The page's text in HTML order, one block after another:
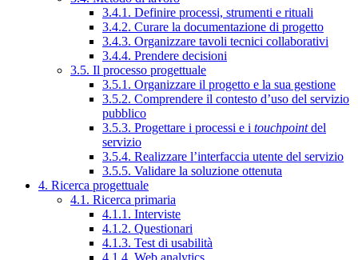
3.4.1. Definire processi, strumenti e rituali
3.4.2. Curare la documentazione di progetto
3.4.3. Organizzare tavoli tecnici collaborativi
3.4.4. Prendere decisioni
3.5. Il processo progettuale
3.5.1. Organizzare il progetto e la sua gestione
3.5.2. Comprendere il contesto d’uso del servizio
pubblico
3.5.3. Progettare i processi e i touchpointdel
servizio
3.5.4. Realizzare l’interfaccia utente del servizio
3.5.5. Validare la soluzione ottenuta
4. Ricerca progettuale
4.1. Ricerca primaria
4.1.1. Interviste
4.1.2. Questionari
4.1.3. Test di usabilità
4.1.4. Web analytics